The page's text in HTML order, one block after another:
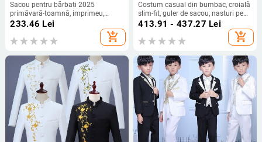
Sacou pentru bărbați 2025
primăvară-toamnă, imprimeu,
nasturi dubli, stil business casual,
233.46 Lei
add_shopping_cart
Costum casual din bumbac, croială
slim-fit, guler de sacou, nasturi pe
un rând, mâneci lungi
413.91 - 437.27 Lei
add_shopping_cart